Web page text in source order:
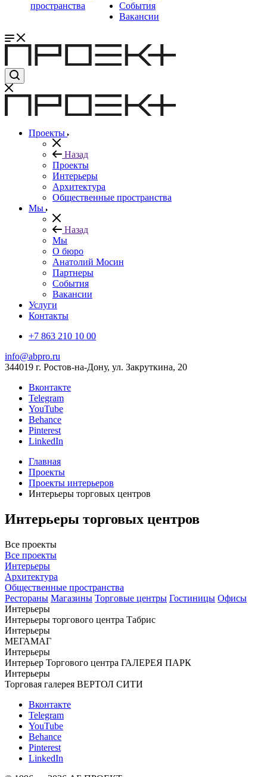
пространства
События
Вакансии
Проекты
Назад
Проекты
Интерьеры
Архитектура
Общественные пространства
Мы
Назад
Мы
О бюро
Анатолий Мосин
Партнеры
События
Вакансии
Услуги
Контакты
+7 863 210 10 00
info@abpro.ru
344019 г. Ростов-на-Дону, ул. Закруткина, 20
Вконтакте
Telegram
YouTube
Behance
Pinterest
LinkedIn
Главная
Проекты
Проекты интерьеров
Интерьеры торговых центров
Интерьеры торговых центров
Все проекты
Все проекты
Интерьеры
Архитектура
Общественные пространства
Рестораны Магазины Торговые центры Гостиницы Офисы
Интерьеры
Интерьеры торгового центра Табрис
Интерьеры
МЕГАМАГ
Интерьеры
Интерьер Торгового центра ГАЛЕРЕЯ ПАРК
Интерьеры
Торговая галерея ВЕРТОЛ СИТИ
Вконтакте
Telegram
YouTube
Behance
Pinterest
LinkedIn